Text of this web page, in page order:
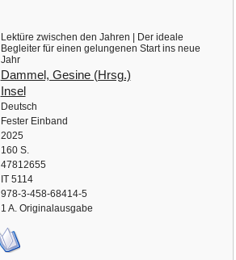
Lektüre zwischen den Jahren | Der ideale
Begleiter für einen gelungenen Start ins neue
Jahr
Dammel, Gesine (Hrsg.)
Insel
Deutsch
Fester Einband
2025
160 S.
47812655
IT 5114
978-3-458-68414-5
1 A. Originalausgabe